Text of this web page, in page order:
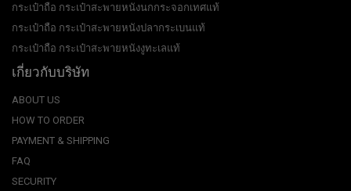
กระเป๋าถือ กระเป๋าสะพายหนังนกกระจอกเทศแท้
กระเป๋าถือ กระเป๋าสะพายหนังปลากระเบนแท้
กระเป๋าถือ กระเป๋าสะพายหนังงูทะเลแท้
เกี่ยวกับบริษัท
ABOUT US
HOW TO ORDER
PAYMENT & SHIPPING
FAQ
SECURITY